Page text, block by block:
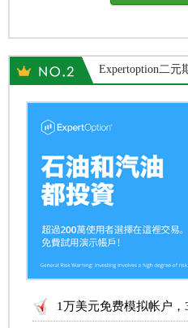
Expertoption二元
1万美元免费模拟帐户，